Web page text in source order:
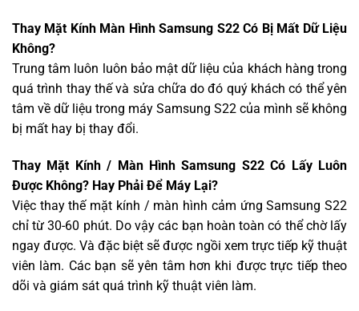
Thay Mặt Kính Màn Hình Samsung S22 Có Bị Mất Dữ Liệu
Không?
Trung tâm luôn luôn bảo mật dữ liệu của khách hàng trong
quá trình thay thế và sửa chữa do đó quý khách có thể yên
tâm về dữ liệu trong máy Samsung S22 của mình sẽ không
bị mất hay bị thay đổi.
Thay Mặt Kính / Màn Hình Samsung S22 Có Lấy Luôn
Được Không? Hay Phải Để Máy Lại?
Việc thay thế mặt kính / màn hình cảm ứng Samsung S22
chỉ từ 30-60 phút. Do vậy các bạn hoàn toàn có thể chờ lấy
ngay được. Và đặc biệt sẽ được ngồi xem trực tiếp kỹ thuật
viên làm. Các bạn sẽ yên tâm hơn khi được trực tiếp theo
dõi và giám sát quá trình kỹ thuật viên làm.